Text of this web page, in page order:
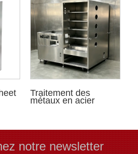
Traitement des
métaux en acier
notre newsletter